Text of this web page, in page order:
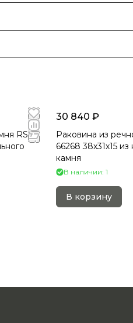
RS-
30 840 ₽
Раковина из
66268 38х31х15 из
камня
В наличии: 1
В корзину